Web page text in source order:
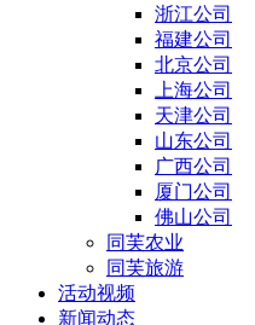
浙江公司
福建公司
北京公司
上海公司
天津公司
山东公司
广西公司
厦门公司
佛山公司
同芙农业
同芙旅游
活动视频
新闻动态